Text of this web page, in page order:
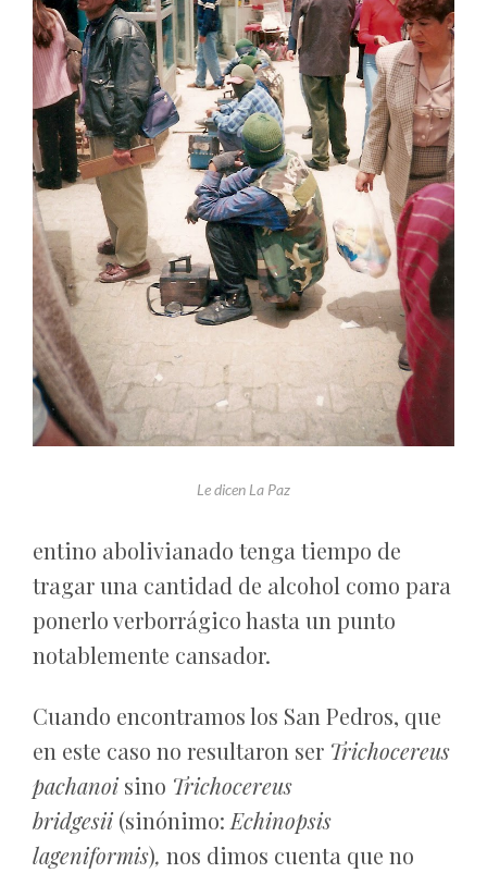
Le dicen La Paz
entino abolivianado tenga tiempo de
tragar una cantidad de alcohol como para
ponerlo verborrágico hasta un punto
notablemente cansador.
Cuando encontramos los San Pedros, que
en este caso no resultaron ser Trichocereus
pachanoisino Trichocereus
bridgesii(sinónimo: Echinopsis
lageniformis), nos dimos cuenta que no